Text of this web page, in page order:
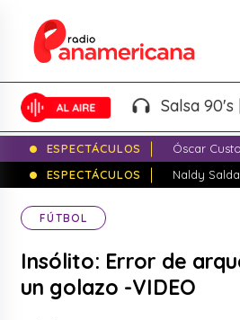
Salsa 90's |
ESPECTÁCULOS
Óscar
ESPECTÁCULOS
Naldy
FÚTBOL
Insólito: Error de
un golazo -VIDEO